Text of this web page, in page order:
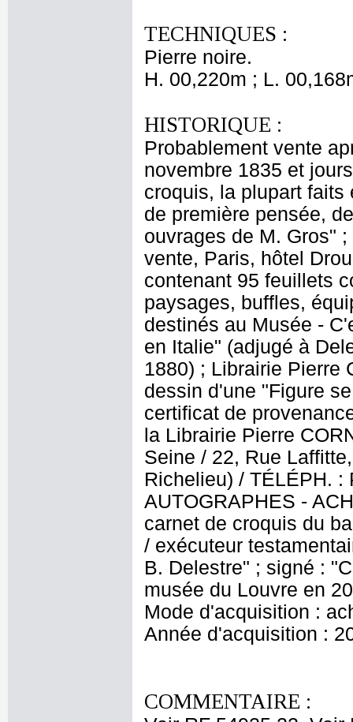
TECHNIQUES :
Pierre noire.
H. 00,220m ; L.
HISTORIQUE :
Probablement vente
novembre 1835 et
croquis, la plupart faits
de première pensée,
ouvrages de M. Gros"
vente, Paris, hôtel
contenant 95 feuillets
paysages, buffles,
destinés au Musée -
en Italie" (adjugé à
1880) ; Librairie Pierre
dessin d'une "Figure
certificat de
la Librairie Pierre
Seine / 22, Rue
Richelieu) / TÉLÉPH. :
AUTOGRAPHES -
carnet de croquis du
/ exécuteur
B. Delestre" ; signé :
musée du Louvre en
Mode d'acquisition :
Année d'acquisition :
COMMENTAIRE :